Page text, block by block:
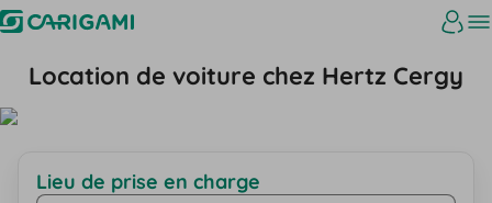
Location de voiture chez Hertz Cergy
Lieu de prise en charge